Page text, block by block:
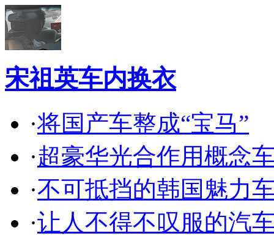
宋祖英车内换衣
·将国产车整成“宝马”
·超豪华光合作用概念
·不可抵挡的韩国魅力
·让人不得不叹服的汽